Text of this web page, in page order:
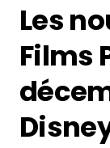
Les
Films